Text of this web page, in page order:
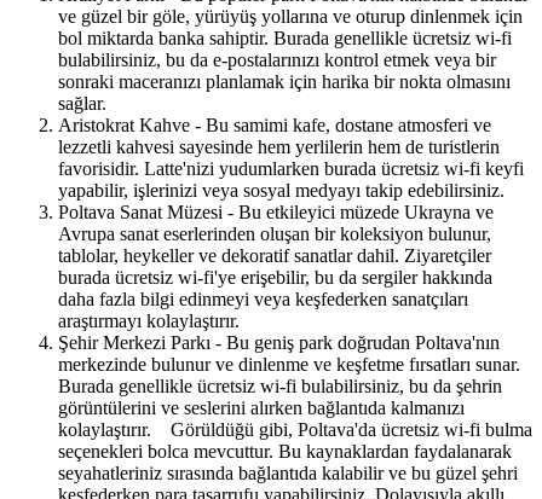
ve güzel bir göle, yürüyüş yollarına ve oturup dinlenmek için
bol miktarda banka sahiptir. Burada genellikle ücretsiz wi-fi
bulabilirsiniz, bu da e-postalarınızı kontrol etmek veya bir
sonraki maceranızı planlamak için harika bir nokta olmasını
sağlar.
Aristokrat Kahve - Bu samimi kafe, dostane atmosferi ve
lezzetli kahvesi sayesinde hem yerlilerin hem de turistlerin
favorisidir. Latte'nizi yudumlarken burada ücretsiz wi-fi keyfi
yapabilir, işlerinizi veya sosyal medyayı takip edebilirsiniz.
Poltava Sanat Müzesi - Bu etkileyici müzede Ukrayna ve
Avrupa sanat eserlerinden oluşan bir koleksiyon bulunur,
tablolar, heykeller ve dekoratif sanatlar dahil. Ziyaretçiler
burada ücretsiz wi-fi'ye erişebilir, bu da sergiler hakkında
daha fazla bilgi edinmeyi veya keşfederken sanatçıları
araştırmayı kolaylaştırır.
Şehir Merkezi Parkı - Bu geniş park doğrudan Poltava'nın
merkezinde bulunur ve dinlenme ve keşfetme fırsatları sunar.
Burada genellikle ücretsiz wi-fi bulabilirsiniz, bu da şehrin
görüntülerini ve seslerini alırken bağlantıda kalmanızı
kolaylaştırır. Görüldüğü gibi, Poltava'da ücretsiz wi-fi bulma
seçenekleri bolca mevcuttur. Bu kaynaklardan faydalanarak
seyahatleriniz sırasında bağlantıda kalabilir ve bu güzel şehri
keşfederken para tasarrufu yapabilirsiniz. Dolayısıyla akıllı